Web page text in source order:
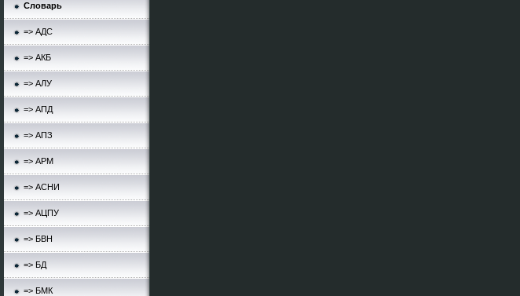
Словарь
=> АДС
=> АКБ
=> АЛУ
=> АПД
=> АПЗ
=> АРМ
=> АСНИ
=> АЦПУ
=> БВН
=> БД
=> БМК